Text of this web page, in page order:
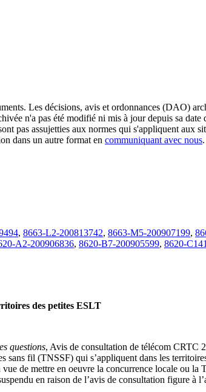
Les décisions, avis et ordonnances (DAO)
n'a pas été modifié ni mis à jour depuis sa
pas assujetties aux normes qui s'appliquent aux
dans un autre format en communiquant avec nous.
, 8663-L2-200813742, 8663-M5-200907199,
A2-200906836, 8620-B7-200905599, 8620-
des petites ESLT
questions, Avis de consultation de télécom CRTC
fil (TNSSF) qui s’appliquent dans les
de mettre en oeuvre la concurrence locale ou
en raison de l’avis de consultation figure à